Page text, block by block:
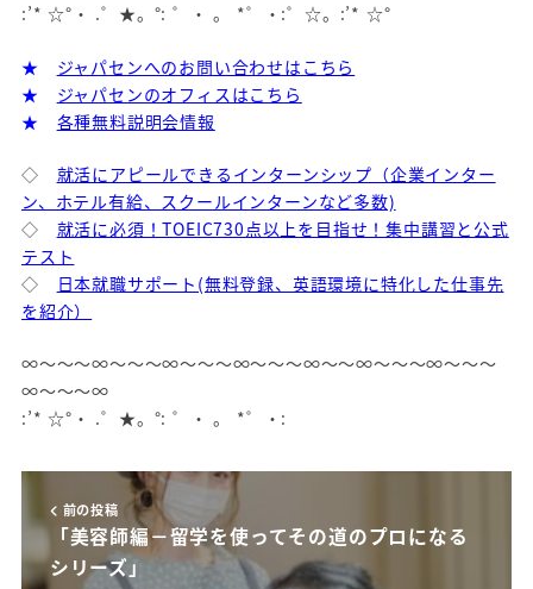
:’* ☆°・ .゜★。°: ゜・ 。 *゜・:゜☆。:’* ☆°
★
ジャパセンへのお問い合わせはこちら
★
ジャパセンのオフィスはこちら
★
各種無料説明会情報
◇ 就活にアピールできるインターンシップ（企業インター
ン、ホテル有給、スクールインターンなど多数)
◇ 就活に必須！TOEIC730点以上を目指せ！集中講習と公式
テスト
◇
日本就職サポート(無料登録、英語環境に特化した仕事先
を紹介）
∞～～～∞～～～∞～～～∞～～～∞～～∞～～～∞～～～
∞～～～∞
:’* ☆°・ .゜★。°: ゜・ 。 *゜・:
前の投稿
「美容師編－留学を使ってその道のプロになる
シリーズ」